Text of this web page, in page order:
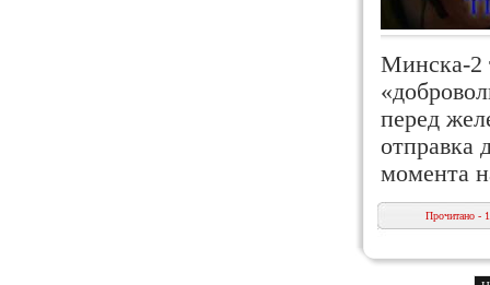
Минска-2
перед
отправка
момента
Прочитано -